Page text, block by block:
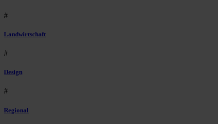
#
Landwirtschaft
#
Design
#
Regional